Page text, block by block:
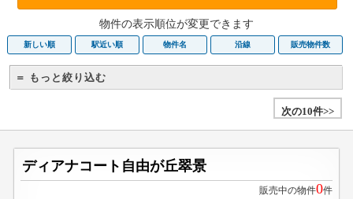
物件の表示順位が変更できます
新しい順 駅近い順 物件名 沿線 販売物件数
＝ もっと絞り込む
次の10件>>
ディアナコート自由が丘翠景
販売中の物件0件